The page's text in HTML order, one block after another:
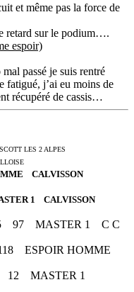
et même pas la force de
retard sur le podium….
espoir)
passé je suis rentré
fatigué, j’ai eu moins de
récupéré de cassis…
LES 2 ALPES
CALVISSON
1 CALVISSON
97 MASTER 1 C C
ESPOIR HOMME
12 MASTER 1